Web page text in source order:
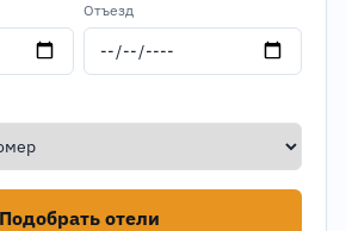
Отъезд
Подобрать отели